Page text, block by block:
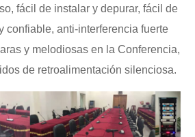
fácil de instalar y depurar, fácil de
confiable, anti-interferencia fuerte
y melodiosas en la Conferencia,
de retroalimentación silenciosa.